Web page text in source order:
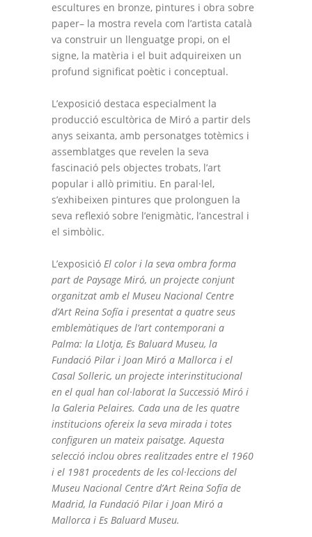
escultures en bronze, pintures i obra sobre
paper– la mostra revela com l’artista català
va construir un llenguatge propi, on el
signe, la matèria i el buit adquireixen un
profund significat poètic i conceptual.
L’exposició destaca especialment la
producció escultòrica de Miró a partir dels
anys seixanta, amb personatges totèmics i
assemblatges que revelen la seva
fascinació pels objectes trobats, l’art
popular i allò primitiu. En paral·lel,
s’exhibeixen pintures que prolonguen la
seva reflexió sobre l’enigmàtic, l’ancestral i
el simbòlic.
L’exposició El color i la seva ombra forma
part de Paysage Miró, un projecte conjunt
organitzat amb el Museu Nacional Centre
d’Art Reina Sofía i presentat a quatre seus
emblemàtiques de l’art contemporani a
Palma: la Llotja, Es Baluard Museu, la
Fundació Pilar i Joan Miró a Mallorca i el
Casal Solleric, un projecte interinstitucional
en el qual han col·laborat la Successió Miró i
la Galeria Pelaires. Cada una de les quatre
institucions ofereix la seva mirada i totes
configuren un mateix paisatge. Aquesta
selecció inclou obres realitzades entre el 1960
i el 1981 procedents de les col·leccions del
Museu Nacional Centre d’Art Reina Sofía de
Madrid, la Fundació Pilar i Joan Miró a
Mallorca i Es Baluard Museu.